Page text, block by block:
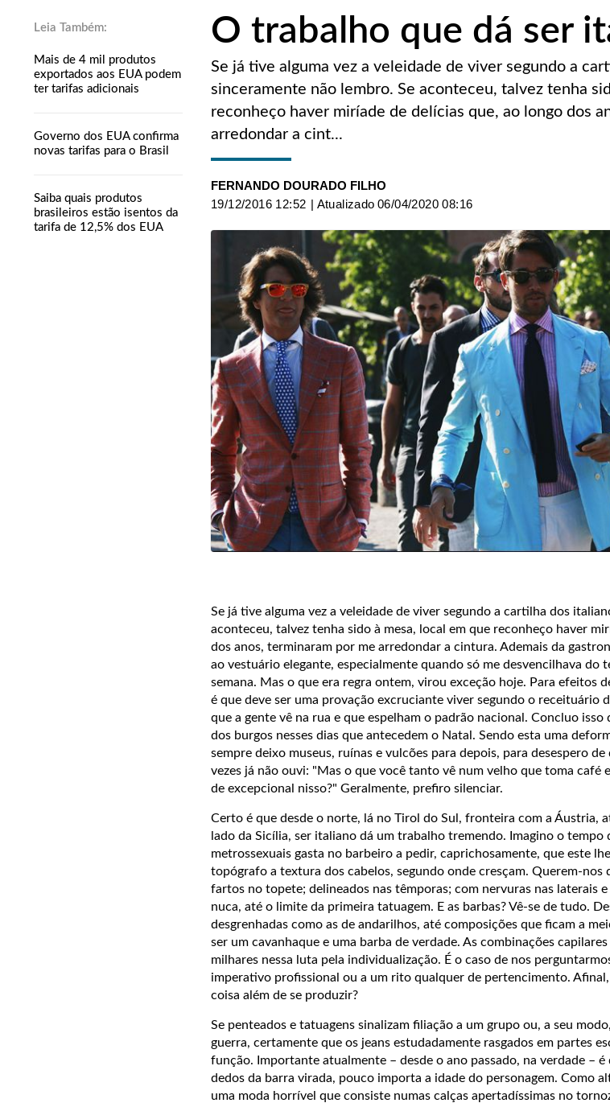
Mais de 4 mil produtos
exportados aos EUA podem
ter tarifas adicionais
Governo dos EUA confirma
novas tarifas para o Brasil
Saiba quais produtos
brasileiros estão isentos da
tarifa de 12,5% dos EUA
O trabalho que dá ser
Se já tive alguma vez a veleidade de viver segundo a
sinceramente não lembro. Se aconteceu, talvez tenha
reconheço haver miríade de delícias que, ao longo dos
arredondar a cint...
FERNANDO DOURADO FILHO
19/12/2016 12:52 | Atualizado 06/04/2020 08:16
Se já tive alguma vez a veleidade de viver segundo a cartilha dos
aconteceu, talvez tenha sido à mesa, local em que reconheço haver
dos anos, terminaram por me arredondar a cintura. Ademais da
ao vestuário elegante, especialmente quando só me desvencilhava do
semana. Mas o que era regra ontem, virou exceção hoje. Para efeitos
é que deve ser uma provação excruciante viver segundo o receituário
que a gente vê na rua e que espelham o padrão nacional. Concluo
dos burgos nesses dias que antecedem o Natal. Sendo esta uma
sempre deixo museus, ruínas e vulcões para depois, para desespero
vezes já não ouvi: "Mas o que você tanto vê num velho que toma café
de excepcional nisso?" Geralmente, prefiro silenciar.
Certo é que desde o norte, lá no Tirol do Sul, fronteira com a Áustria,
lado da Sicília, ser italiano dá um trabalho tremendo. Imagino o tempo
metrossexuais gasta no barbeiro a pedir, caprichosamente, que este
topógrafo a textura dos cabelos, segundo onde cresçam. Querem-nos
fartos no topete; delineados nas têmporas; com nervuras nas laterais
nuca, até o limite da primeira tatuagem. E as barbas? Vê-se de tudo.
desgrenhadas como as de andarilhos, até composições que ficam a
ser um cavanhaque e uma barba de verdade. As combinações
milhares nessa luta pela individualização. É o caso de nos
imperativo profissional ou a um rito qualquer de pertencimento.
coisa além de se produzir?
Se penteados e tatuagens sinalizam filiação a um grupo ou, a seu
guerra, certamente que os jeans estudadamente rasgados em partes
função. Importante atualmente – desde o ano passado, na verdade –
dedos da barra virada, pouco importa a idade do personagem. Como
uma moda horrível que consiste numas calças apertadíssimas no